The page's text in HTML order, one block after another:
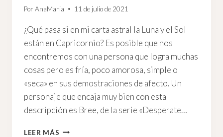
Por AnaMaria 11 de julio de 2021
¿Qué pasa si en mi carta astral la Luna y el Sol
están en Capricornio? Es posible que nos
encontremos con una persona que logra muchas
cosas pero es fría, poco amorosa, simple o
«seca» en sus demostraciones de afecto. Un
personaje que encaja muy bien con esta
descripción es Bree, de la serie «Desperate…
LEER MÁS LA